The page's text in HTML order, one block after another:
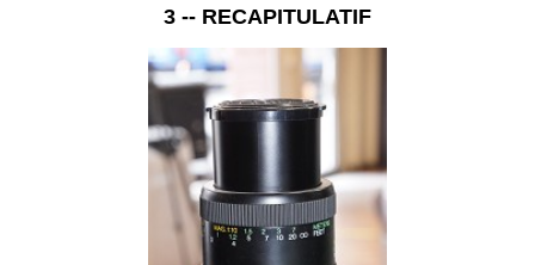
3 -- RECAPITULATIF